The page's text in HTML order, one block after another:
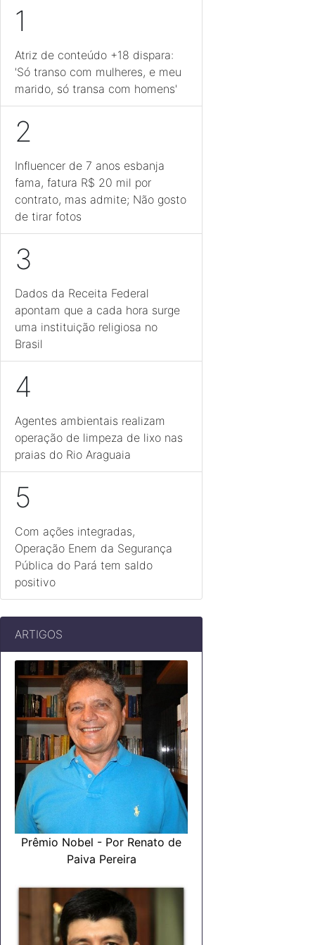
1
Atriz de conteúdo +18 dispara:
'Só transo com mulheres, e meu
marido, só transa com homens'
2
Influencer de 7 anos esbanja
fama, fatura R$ 20 mil por
contrato, mas admite; Não gosto
de tirar fotos
3
Dados da Receita Federal
apontam que a cada hora surge
uma instituição religiosa no
Brasil
4
Agentes ambientais realizam
operação de limpeza de lixo nas
praias do Rio Araguaia
5
Com ações integradas,
Operação Enem da Segurança
Pública do Pará tem saldo
positivo
ARTIGOS
Prêmio Nobel - Por Renato de
Paiva Pereira